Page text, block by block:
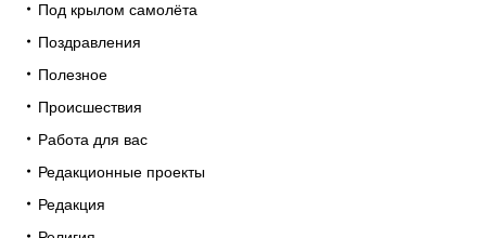
Под крылом самолёта
Поздравления
Полезное
Происшествия
Работа для вас
Редакционные проекты
Редакция